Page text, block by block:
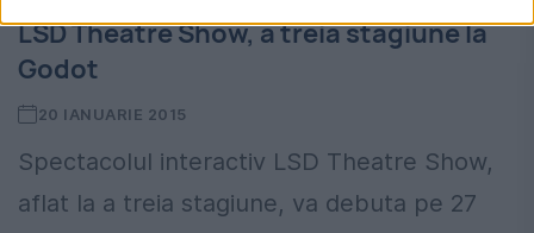
LSD Theatre Show, a treia stagiune la
Godot
20 IANUARIE 2015
Spectacolul interactiv LSD Theatre Show,
aflat la a treia stagiune, va debuta pe 27